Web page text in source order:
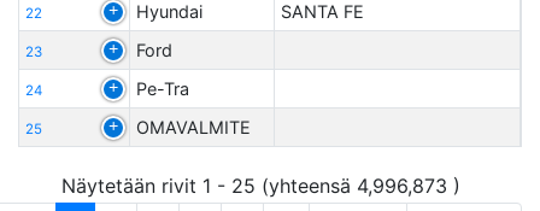
22 Hyundai SANTA FE
23 Ford
24 Pe-Tra
25 OMAVALMITE
Näytetään rivit 1 - 25 (yhteensä 4,996,873 )